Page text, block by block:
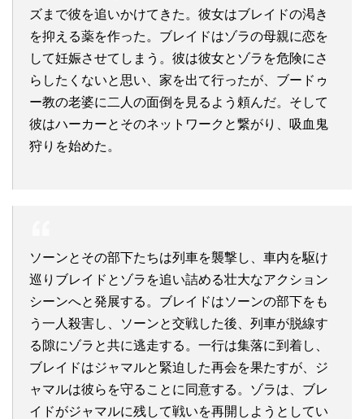
ズまで彼を追いかけてきた。彼女はブレイドの渇き
を抑える薬を作った。ブレイドはゾラの母親に恋を
して妊娠させてしまう。彼は彼女とゾラを危険にさ
らしたくないと思い、家を出て行ったが、ブードゥ
ー教の老婆に二人の面倒を見るよう頼んだ。そして
彼はハーカーとそのネットワークと繋がり、吸血鬼
狩りを始めた。
ソーンとその部下たちは列車を襲撃し、車内を駆け
巡りブレイドとゾラを追い詰める壮大なアクション
シーンへと発展する。ブレイドはソーンの部下をも
う一人殺害し、ソーンと交戦した後、列車が脱線す
る隙にゾラと共に逃走する。一行は集落に到着し、
ブレイドはジャマルと緊迫した再会を果たすが、ジ
ャマルは彼らを守ることに同意する。ゾラは、ブレ
イドがジャマルに残して戦いを再開しようとしてい